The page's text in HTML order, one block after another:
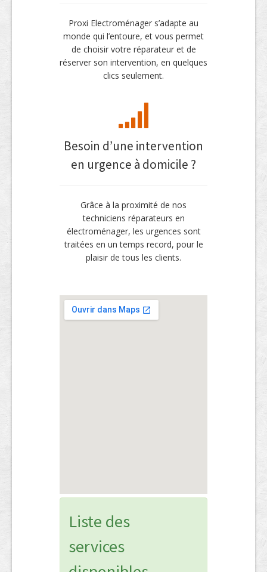
Proxi Electroménager s’adapte au
monde qui l’entoure, et vous permet
de choisir votre réparateur et de
réserver son intervention, en quelques
clics seulement.
Besoin d’une intervention
en urgence à domicile ?
Grâce à la proximité de nos
techniciens réparateurs en
électroménager, les urgences sont
traitées en un temps record, pour le
plaisir de tous les clients.
Liste des
services